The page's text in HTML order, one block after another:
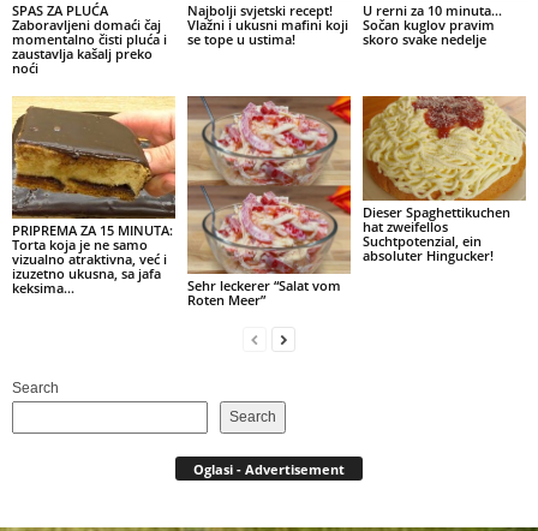
SPAS ZA PLUĆA
Zaboravljeni domaći čaj
momentalno čisti pluća i
zaustavlja kašalj preko
noći
Najbolji svjetski recept!
Vlažni i ukusni mafini koji
se tope u ustima!
U rerni za 10 minuta…
Sočan kuglov pravim
skoro svake nedelje
PRIPREMA ZA 15 MINUTA:
Torta koja je ne samo
vizualno atraktivna, već i
izuzetno ukusna, sa jafa
keksima…
Sehr leckerer “Salat vom
Roten Meer”
Dieser Spaghettikuchen
hat zweifellos
Suchtpotenzial, ein
absoluter Hingucker!
Search
Search
Oglasi - Advertisement